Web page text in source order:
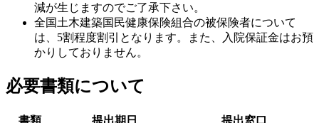
減が生じますのでご了承下さい。
全国土木建築国民健康保険組合の被保険者について
は、5割程度割引となります。また、入院保証金はお預
かりしておりません。
必要書類について
書類 提出期日
提出窓口